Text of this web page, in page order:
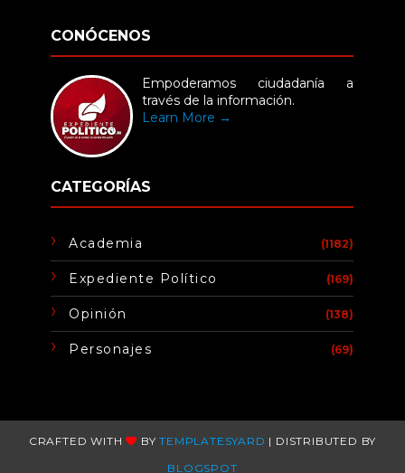
CONÓCENOS
Empoderamos ciudadanía a
través de la información.
Learn More →
CATEGORÍAS
Academia (1182)
Expediente Político (169)
Opinión (138)
Personajes (69)
CRAFTED WITH BYTEMPLATESYARD | DISTRIBUTED BY
BLOGSPOT